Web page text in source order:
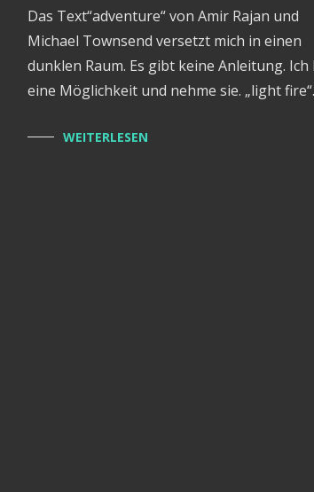
Das Text“adventure“ von Amir Rajan und
Michael Townsend versetzt mich in einen
dunklen Raum. Es gibt keine Anleitung. Ich
eine Möglichkeit und nehme sie. „light fire“.
WEITERLESEN